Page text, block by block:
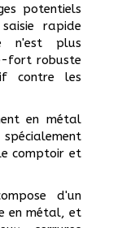
potentiels
rapide
n'est plus
fort robuste
contre les
en métal
comptoir et
d'un
en métal, et